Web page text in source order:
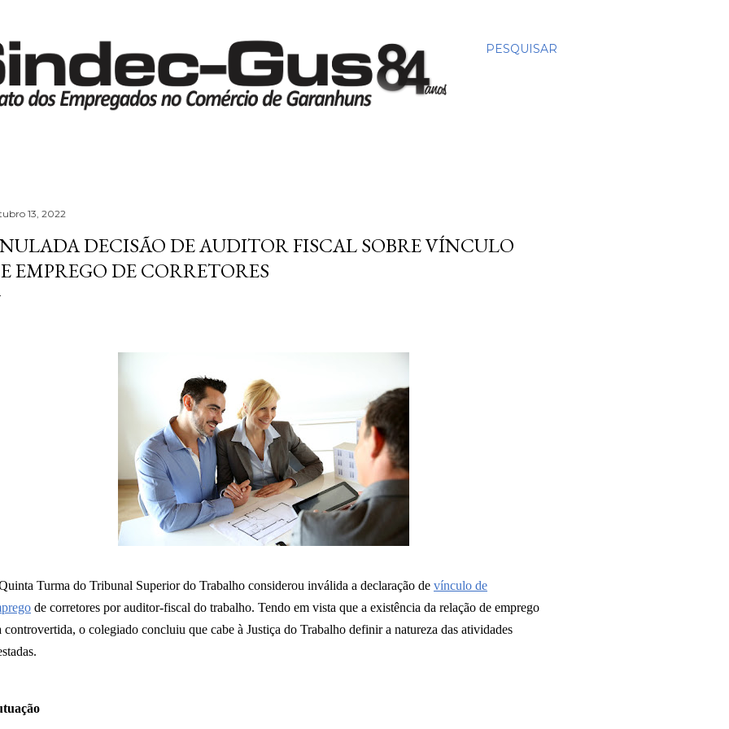
PESQUISAR
13, 2022
DECISÃO DE AUDITOR FISCAL SOBRE VÍNCULO
EMPREGO DE CORRETORES
Turma do Tribunal Superior do Trabalho considerou inválida a declaração de vínculo de
de corretores por auditor-fiscal do trabalho. Tendo em vista que a existência da relação de emprego
controvertida, o colegiado concluiu que cabe à Justiça do Trabalho definir a natureza das atividades